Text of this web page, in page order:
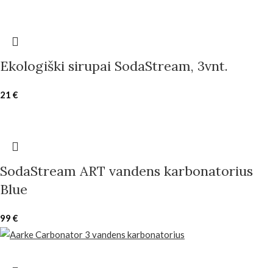
Ekologiški sirupai SodaStream, 3vnt.
21 €
SodaStream ART vandens karbonatorius
Blue
99 €